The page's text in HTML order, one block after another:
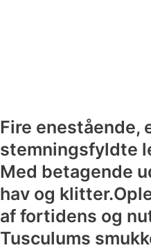
Fire enestående,
stemningsfyldte
Med betagende
hav og
af fortidens og
Tusculums